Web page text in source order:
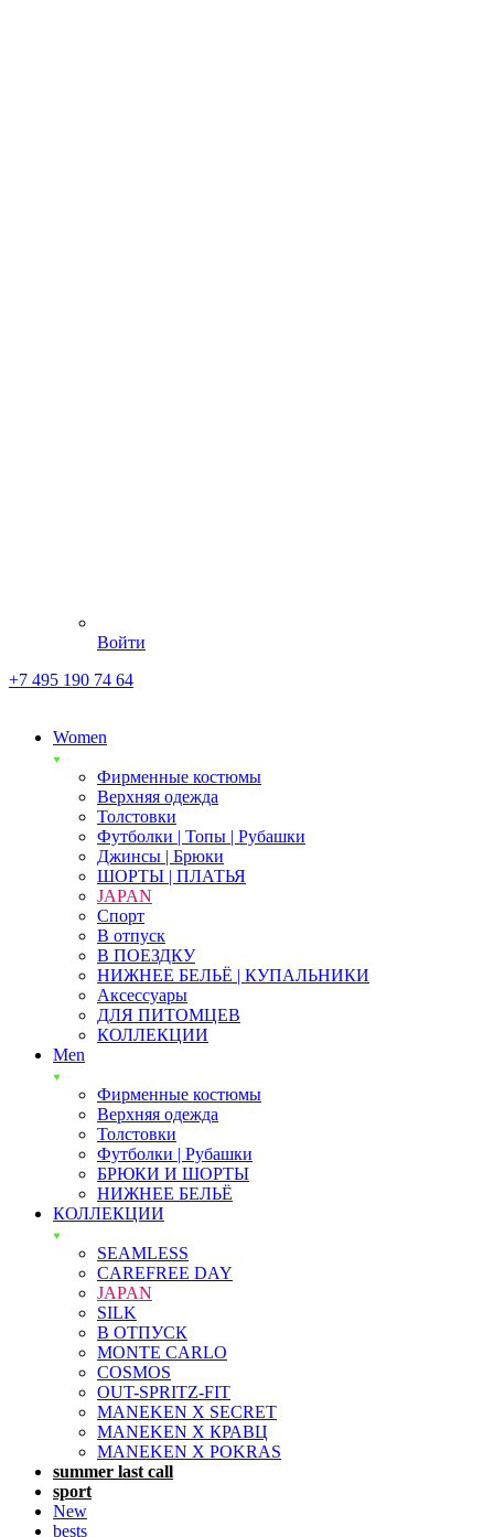
Войти
+7 495 190 74 64
Women
Фирменные костюмы
Верхняя одежда
Толстовки
Футболки | Топы | Рубашки
Джинсы | Брюки
ШОРТЫ | ПЛАТЬЯ
JAPAN
Спорт
В отпуск
В ПОЕЗДКУ
НИЖНЕЕ БЕЛЬЁ | КУПАЛЬНИКИ
Аксессуары
ДЛЯ ПИТОМЦЕВ
КОЛЛЕКЦИИ
Men
Фирменные костюмы
Верхняя одежда
Толстовки
Футболки | Рубашки
БРЮКИ И ШОРТЫ
НИЖНЕЕ БЕЛЬЁ
КОЛЛЕКЦИИ
SEAMLESS
CAREFREE DAY
JAPAN
SILK
В ОТПУСК
MONTE CARLO
COSMOS
OUT-SPRITZ-FIT
MANEKEN X SECRET
MANEKEN X КРАВЦ
MANEKEN X POKRAS
summer last call
sport
New
bests